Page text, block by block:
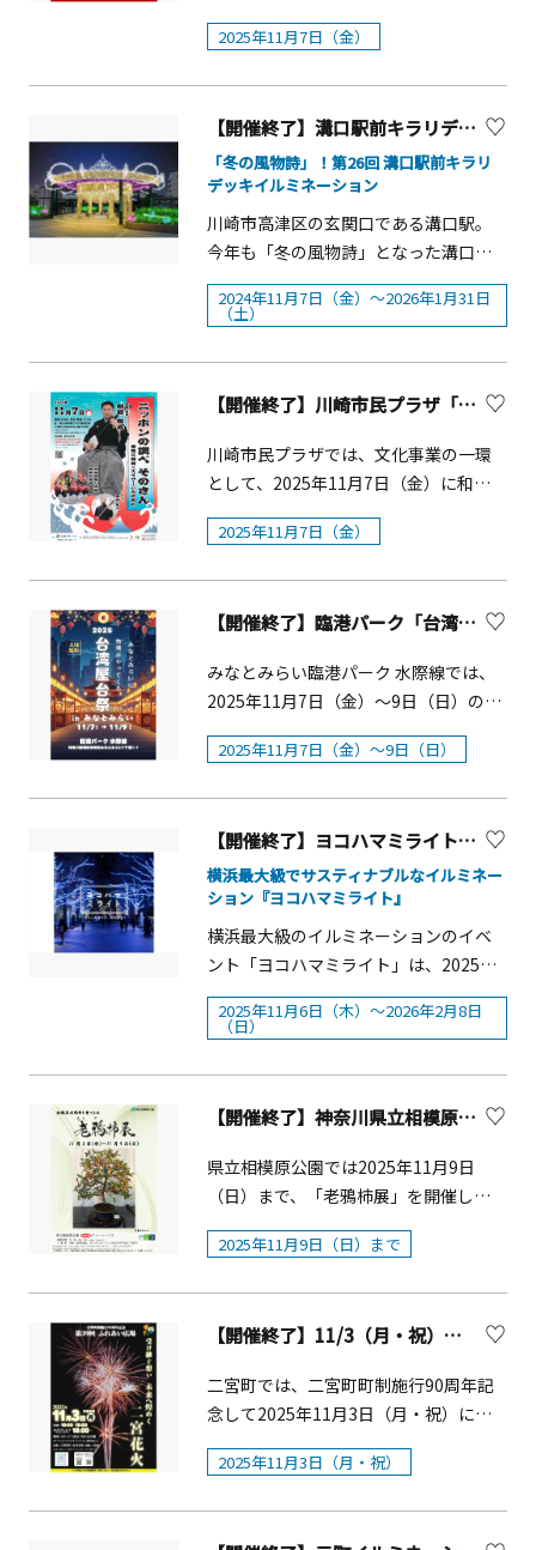
合があります。
5（1993）年に、とんがり屋根の「外交
元されました。
&hellip;&hellip;そんな知的なひととき
くすスカイランタンの打ち上げです。
オレンジ色の灯火が静かに舞い上がる
光景は、まさに一幅の絵画のような美
しさ。日常を離れ、歴史と光が織りな
す「今だけ」の絶景の中に身を置いて
現代の願いが溶け合う大磯へ。大切な
人と、心に刻まれる秋の夜長をお過ご
しください。
比べ、特製御坊ランチ堪能ツアー「令
和の大山詣りと地元日本酒堪能ツア
お迎えする宿坊の主人であり神職でも
ある「先導師」からお祓いを受けいざ
出発！いなせな行衣を羽織り阿夫利神
社へ続く参道沿いの浮世絵にもなった
歴史名所を先導師の解説を交えて巡
り」を肌で感じていただきます。〇 阿
夫利神社下社では行衣を纏っての正式
参拝や、江戸時代に実際に担がれた納
め太刀などを解説を受けながら見学頂
きます。〇 自由散策では、ミシュラン
２つ星の絶景やこま参道でのお買い物
などを各自でお楽しみください。〇 地
酒造」の日本酒を蔵元からそれぞれの
厳選した日本酒（５種類）の飲み比べ
ぼりたて」もご用意いたします。〇 大
山名物を豊富に使った滋味深いオリジ
ナル御坊ランチをご賞味ください。酒
の肴にも最高です。〇 大山阿夫利神社
神職による歴史解説をユーモアを交え
せて頂きます。〇 正式参拝後、参加者
全員にツアー限定の「御朱印」を謹
呈。さらには黄金井酒造から素敵な逸
品もプレゼントもご用意。&nbsp;■開
催日：2025年11月7日（金）■時
間：9:30集合■集合・解散場所：宿坊
旅館かすみ荘（住所：神奈川県伊勢原
歳以上対象（最少催行人数10名）■添
乗員：同行■食事：昼食あり■旅行代
※当ツアーは、20歳未満の方はご参加
いただけません。詳しくは「小田急ま
なたび」でご確認ください。
2025年11月7日（金）
【開催終了】溝口駅前キラリデッキイルミネーション【川崎市】
「冬の風物詩」！第26回 溝口駅前キラリ
デッキイルミネーション
川崎市高津区の玄関口である溝口駅。
今年も「冬の風物詩」となった溝口駅
前キラリデッキイルミネーションを周
辺の「ポレポレ通り」や「ノクティ」
の取組を加速させる溝口エリアの取組
の象徴として、再生可能エネルギーを
ります。&nbsp;概要■実施期間：
&nbsp; 2025年11月7日（金）～2026
24:00&nbsp;※12月31日（水）は16：
「ポレポレ通り」や「ノクティ」で
ネーションを同時実施&nbsp;■ 内 容：
ペデストリアンデッキ、デッキ下バス
ターミナル周辺の植栽、樹木、街路
灯、円筒分水広場モニュメントなどを
約30万球の電球で装飾します。&nbsp;
環境に配慮し、再生可能エネルギー
100％の電力を使用します。&nbsp;■
主催：溝口駅前キラリデッキイルミネ
ーション実行委員会&nbsp;■構成：
&nbsp; 高津観光協会、高津地区連合町
内会、高津区文化協会、&nbsp;高津区
商店街連合会、溝ノ口駅前商店街振興
組合、ノクティ商店会、&nbsp;溝ノ口
2024年11月7日（金）～2026年1月31日
（土）
【開催終了】川崎市民プラザ「ニッポンの調べ そのさん～津軽三味線×エイサーこんさあと～」
川崎市民プラザでは、文化事業の一環
として、2025年11月7日（金）に和楽
器のコンサート「ニッポンの調べ そ
のさん～津軽三味線&times;エイサーこ
る若手ホープ・棚瀨敬太と、神奈川で
鼓 神奈川支部」のコンサートです。棚
瀨敬太は2002年栃木県生まれ。8歳から
津軽三味線を習い始め、数々の大会で
成績を伸ばし、2024年2月より津軽三味
線細川流に所属し、細川流師範・細川
敬太としても活動中の若手演奏家で
す。ゲストには中原正人を迎えます。
「琉球國祭り太鼓 神奈川支部」は沖
に、空手の型や琉舞の動きなどを取り
入れて独自の振り付けをし披露する、
創作エイサー団体です。日ごろ邦楽に
触れる機会の少ない方や、未就学のお
開催日：2025年11月7日（金）■時
30終演予定）■会場：川崎市民プラザ
屋内広場■対象：どなたでも■料金：
前売500円（当日700円）全席自由※0
～2歳は膝上観覧のみ無料。■出演棚瀨
敬太（津軽三味線）琉球國祭り太鼓 神
人（津軽三味線）■演奏予定曲：津軽
音頭、津軽よされ節、Kamikiriほか※
曲目は予告なく変更する場合がありま
（水）10：00～ 川崎市民プラザ窓口
ラザ■後援「音楽のまち・かわさき」
2025年11月7日（金）
【開催終了】臨港パーク「台湾屋台祭2025 inみなとみらい」
みなとみらい臨港パーク 水際線では、
2025年11月7日（金）～9日（日）の期
間、「台湾屋台祭2025inみなとみら
い」が開催されます。本場の台湾の味
の定番料理やスイーツ・ドリンクな
ど、多彩なメニューが屋台スタイルで
登場します。活気あふれる雰囲気の中
で、屋台文化を満喫できる絶好の機会
です。多彩なパフォーマンスが観るこ
ます。概要■開催日時11月7日(金) 16：
00～20：0011月8日(土) 10：00～20：
0011月9日(日) 10：00～20：00■入場
料：無料※開催時間などは事情により
若干変更する場合あります。※荒天の
場合、中止することがございます。中
止の場合は主催者SNSにて発表されま
https://lin.ee/AhbwBwt※イベント詳
点）店名 ／ メインメニューSAKURA
銀座 台楽タンガオ／銀座 台楽タンガ
オLACCI&nbsp;&nbsp;&nbsp; 台湾風
／ラッシーかき氷横浜新焼売 華那 ／
肉焼売みなしげdining／魯肉飯Taihu
Brewing ／TAIHU IPAペッカリービー
2025年11月7日（金）～9日（日）
【開催終了】ヨコハマミライト2025 ～みらいを照らす、光のまち～
横浜最大級でサスティナブルなイルミネー
ション『ヨコハマミライト』
横浜最大級のイルミネーションのイベ
ント「ヨコハマミライト」は、2025年
11月6日（木）～2026年2月8日（日）
の期間、「横浜駅東口」から「グラン
とした横浜・みなとみらい各エリア
を、約25万球のブルーを基調とした
す。太陽光や風力などの自然エネルギ
ーで発電されたグリーン電力を活用す
イルミネーションです。イルミネーシ
ントとともに、冬の夜空を彩るサステ
族やご友人、大切な方々と一緒にお過
ごしください。イルミネーション概要
■開催期間：2025年11月6日（木）～
2026年2月8日（日）■点灯時間：
16:00～23:00 ※点灯時間及び実施範
囲が期間により異なります。予めご了
2025年11月6日（木）～2026年2月8日
（日）
【開催終了】神奈川県立相模原公園「老鴉柿展」【相模原市】
県立相模原公園では2025年11月9日
（日）まで、「老鴉柿展」を開催しま
す。樹形美と小さな柿を実らせる老鴉
柿盆栽をお楽しみください。概要■開
間：9：30～16：30（入館は16：00ま
老鴉柿を育てる会■主 催：神奈川県
公園協会・サカタのタネ・サカタのタ
ネGSサービス グループ■問合せ：相
模原公園管理事務所 電話042-778-
1653■詳細ＵＲＬ：
https://sagamiharaivent.blogspot.co
2025年11月9日（日）まで
【開催終了】11/3（月・祝）ふれあい広場 二宮花火
二宮町では、二宮町町制施行90周年記
念して2025年11月3日（月・祝）に
「ふれあい広場 二宮花火」を開催しま
す。日中はラディアン周辺でさまざま
2025年11月3日（月・祝）